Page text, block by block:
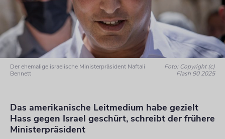
Der ehemalige israelische Ministerpräsident Naftali
Bennett
Foto: Copyright (c)
Flash 90 2025
Das amerikanische Leitmedium habe gezielt
Hass gegen Israel geschürt, schreibt der frühere
Ministerpräsident